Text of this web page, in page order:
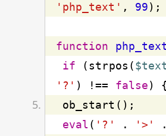
'php_text' , 99
function php_text
if (strpos($text
'?' ) !== false
eval ( '?' . '>'